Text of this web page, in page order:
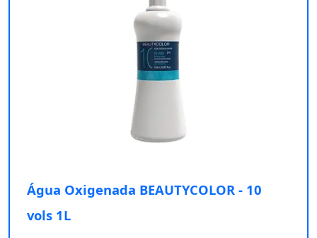
Água Oxigenada BEAUTYCOLOR - 10
vols 1L